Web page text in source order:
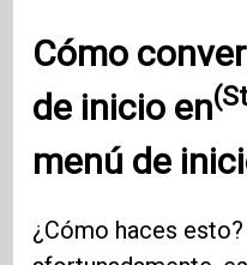
Cómo
de inicio en
menú de
¿Cómo haces esto?